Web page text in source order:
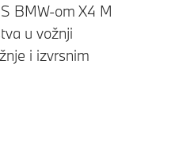
BMW-om X4 M
u vožnji
i izvrsnim